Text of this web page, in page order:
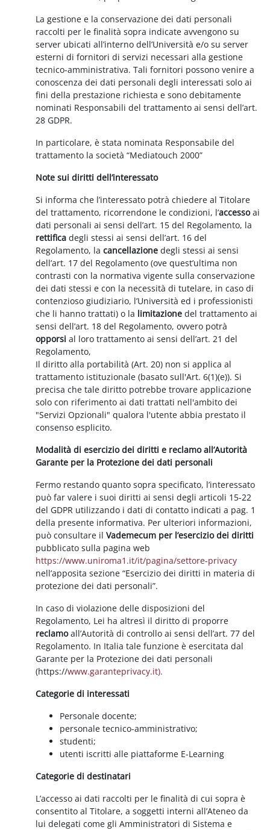
La gestione e la conservazione dei dati personali
raccolti per le finalità sopra indicate avvengono su
server ubicati all’interno dell’Università e/o su server
esterni di fornitori di servizi necessari alla gestione
tecnico-amministrativa. Tali fornitori possono venire a
conoscenza dei dati personali degli interessati solo ai
fini della prestazione richiesta e sono debitamente
nominati Responsabili del trattamento ai sensi dell’art.
28 GDPR.
In particolare, è stata nominata Responsabile del
trattamento la società “Mediatouch 2000”
Note sui diritti dell’interessato
Si informa che l’interessato potrà chiedere al Titolare
del trattamento, ricorrendone le condizioni, l’accessoai
dati personali ai sensi dell’art. 15 del Regolamento, la
rettificadegli stessi ai sensi dell’art. 16 del
Regolamento, lacancellazione degli stessi ai sensi
dell’art. 17 del Regolamento (ove quest’ultima non
contrasti con la normativa vigente sulla conservazione
dei dati stessi e con la necessità di tutelare, in caso di
contenzioso giudiziario, l’Università ed i professionisti
che li hanno trattati) o la limitazione del trattamento ai
sensi dell’art. 18 del Regolamento, ovvero potrà
opporsi al loro trattamento ai sensi dell’art. 21 del
Regolamento,
Il diritto alla portabilità (Art. 20) non si applica al
trattamento istituzionale (basato sull'Art. 6(1)(e)). Si
precisa che tale diritto potrebbe trovare applicazione
solo con riferimento ai dati trattati nell'ambito dei
"Servizi Opzionali" qualora l'utente abbia prestato il
consenso esplicito.
Modalità di esercizio dei diritti e reclamo all’Autorità
Garante per la Protezione dei dati personali
Fermo restando quanto sopra specificato, l’interessato
può far valere i suoi diritti ai sensi degli articoli 15-22
del GDPR utilizzando i dati di contatto indicati a pag. 1
della presente informativa. Per ulteriori informazioni,
può consultare ilVademecum per l’esercizio dei diritti
pubblicato sulla pagina web
https://www.uniroma1.it/it/pagina/settore-privacy
nell’apposita sezione “Esercizio dei diritti in materia di
protezione dei dati personali”.
In caso di violazione delle disposizioni del
Regolamento, Lei ha altresì il diritto di proporre
reclamoall’Autorità di controllo ai sensi dell’art. 77 del
Regolamento. In Italia tale funzione è esercitata dal
Garante per la Protezione dei dati personali
(https://www.garanteprivacy.it).
Categorie di interessati
Personale docente;
personale tecnico-amministrativo;
studenti;
utenti iscritti alle piattaforme E-Learning
Categorie di destinatari
L’accesso ai dati raccolti per le finalità di cui sopra è
consentito al Titolare, a soggetti interni all’Ateneo da
lui delegati come gli Amministratori di Sistema e